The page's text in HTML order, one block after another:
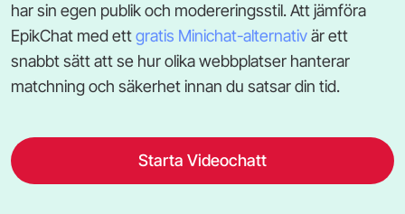
har sin egen publik och modereringsstil. Att jämföra
EpikChat med ettgratis Minichat-alternativär ett
snabbt sätt att se hur olika webbplatser hanterar
matchning och säkerhet innan du satsar din tid.
Starta Videochatt